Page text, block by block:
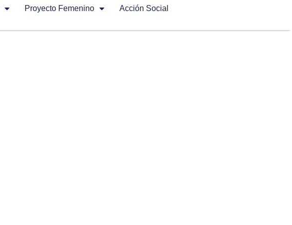
Proyecto Femenino
Acción Social